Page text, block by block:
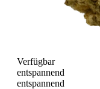
Verfügbar
entspannend
entspannend